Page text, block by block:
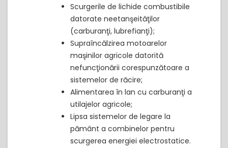
Scurgerile de lichide combustibile
datorate neetanşeităţilor
(carburanţi, lubrefianţi);
Supraîncălzirea motoarelor
maşinilor agricole datorită
nefuncţionării corespunzătoare a
sistemelor de răcire;
Alimentarea în lan cu carburanţi a
utilajelor agricole;
Lipsa sistemelor de legare la
pământ a combinelor pentru
scurgerea energiei electrostatice.